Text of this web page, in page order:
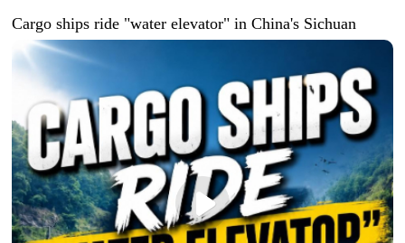
Cargo ships ride "water elevator" in China's Sichuan